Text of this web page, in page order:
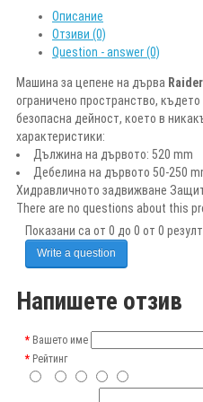
Описание
Отзиви (0)
Question - answer (0)
Машина за цепене на дърва
ограничено пространство,
безопасна дейност, което в
характеристики:
Дължина на дървото: 520 mm
Дебелина на дървото 50-250
Хидравличното задвижване
There are no questions about this
Показани са от 0 до 0 от 0
Write a question
Напишете отзив
Вашето име
Рейтинг